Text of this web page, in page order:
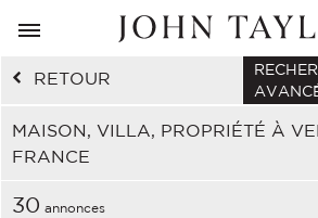
RETOUR
MAISON, VILLA, PROPRIÉTÉ À
FRANCE
30 annonces